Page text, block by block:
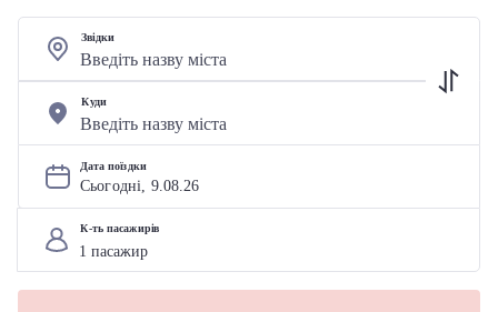
Звідки
Куди
Дата поїздки
Сьогодні, 9.08.26
К-ть пасажирів